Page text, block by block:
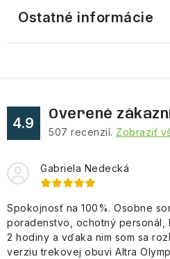
Ostatné informácie
4.9
Overené
507 recenzií. Zobraziť
Gabriela Nedecká
Spokojnosť na 100%. Osobne
poradenstvo, ochotný personál,
2 hodiny a vďaka nim som sa
verziu trekovej obuvi Altra